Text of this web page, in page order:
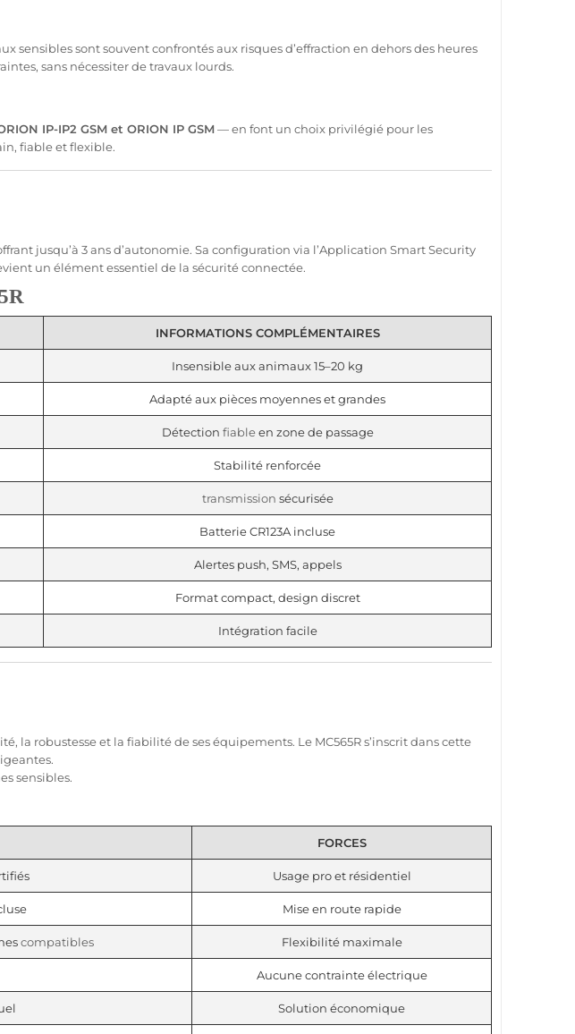
sensibles sont souvent confrontés aux risques d’effraction en dehors des heures
sans nécessiter de travaux lourds.
IP-IP2 GSM et ORION IP GSM— en font un choix privilégié pour les
fiableet flexible.
jusqu’à 3 ans d’autonomie. Sa configuration via l’Application Smart Security
un élément essentiel de la sécuritéconnectée.
INFORMATIONS COMPLÉMENTAIRES
Insensible aux animaux 15–20 kg
Adapté aux pièces moyennes et grandes
Détection fiableen zone de passage
Stabilité renforcée
transmission sécurisée
Batterie CR123A incluse
Alertes push, SMS, appels
Format compact, design discret
Intégration facile
la robustesse et la fiabilité de ses équipements. Le MC565Rs’inscrit dans cette
sensibles.
FORCES
Usage pro et résidentiel
Mise en route rapide
compatibles Flexibilité maximale
Aucune contrainte électrique
Solution économique